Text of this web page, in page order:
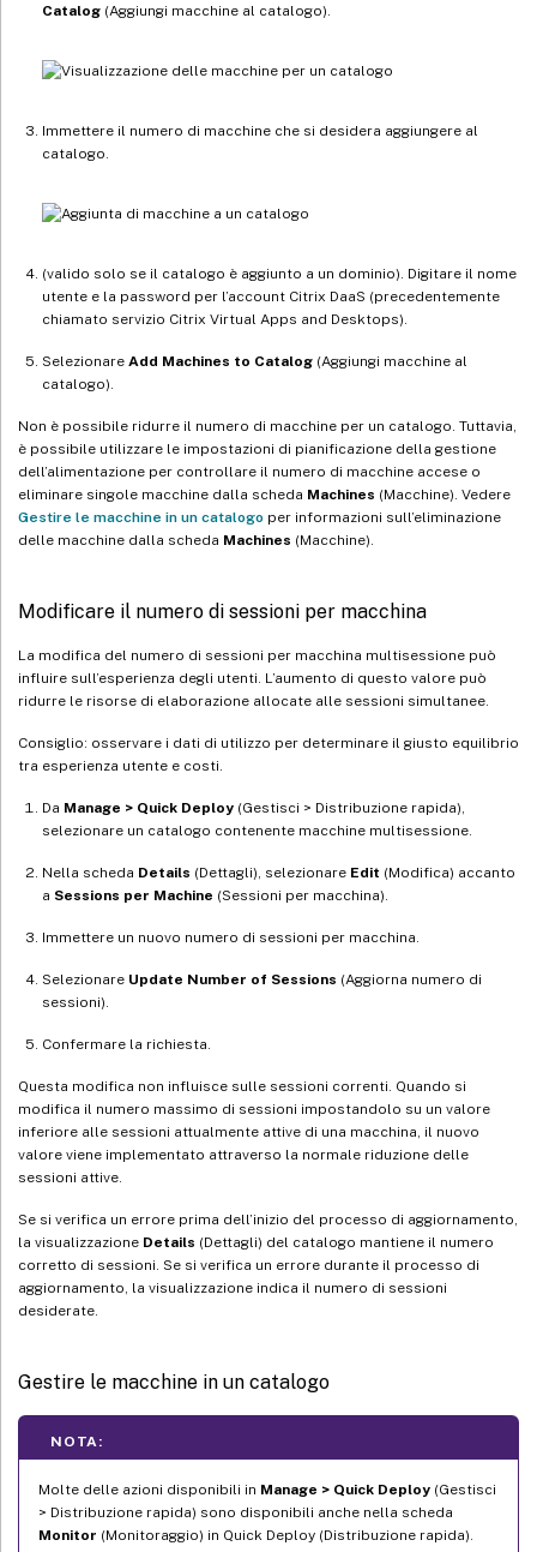
Catalog (Aggiungi macchine al catalogo).
Immettere il numero di macchine che si desidera aggiungere al
catalogo.
(valido solo se il catalogo è aggiunto a un dominio). Digitare il nome
utente e la password per l’account Citrix DaaS (precedentemente
chiamato servizio Citrix Virtual Apps and Desktops).
Selezionare Add Machines to Catalog (Aggiungi macchine al
catalogo).
Non è possibile ridurre il numero di macchine per un catalogo. Tuttavia,
è possibile utilizzare le impostazioni di pianificazione della gestione
dell’alimentazione per controllare il numero di macchine accese o
eliminare singole macchine dalla scheda Machines (Macchine). Vedere
Gestire le macchine in un catalogo per informazioni sull’eliminazione
delle macchine dalla scheda Machines (Macchine).
Modificare il numero di sessioni per macchina
La modifica del numero di sessioni per macchina multisessione può
influire sull’esperienza degli utenti. L’aumento di questo valore può
ridurre le risorse di elaborazione allocate alle sessioni simultanee.
Consiglio: osservare i dati di utilizzo per determinare il giusto equilibrio
tra esperienza utente e costi.
Da Manage > Quick Deploy (Gestisci > Distribuzione rapida),
selezionare un catalogo contenente macchine multisessione.
Nella scheda Details (Dettagli), selezionare Edit (Modifica) accanto
a Sessions per Machine (Sessioni per macchina).
Immettere un nuovo numero di sessioni per macchina.
Selezionare Update Number of Sessions (Aggiorna numero di
sessioni).
Confermare la richiesta.
Questa modifica non influisce sulle sessioni correnti. Quando si
modifica il numero massimo di sessioni impostandolo su un valore
inferiore alle sessioni attualmente attive di una macchina, il nuovo
valore viene implementato attraverso la normale riduzione delle
sessioni attive.
Se si verifica un errore prima dell’inizio del processo di aggiornamento,
la visualizzazione Details (Dettagli) del catalogo mantiene il numero
corretto di sessioni. Se si verifica un errore durante il processo di
aggiornamento, la visualizzazione indica il numero di sessioni
desiderate.
Gestire le macchine in un catalogo
NOTA:
Molte delle azioni disponibili in Manage > Quick Deploy (Gestisci
> Distribuzione rapida) sono disponibili anche nella scheda
Monitor (Monitoraggio) in Quick Deploy (Distribuzione rapida).